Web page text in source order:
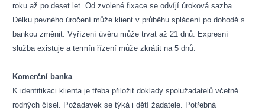
roku až po deset let. Od zvolené fixace se odvíjí úroková sazba.
Délku pevného úročení může klient v průběhu splácení po dohodě s
bankou změnit. Vyřízení úvěru může trvat až 21 dnů. Expresní
služba existuje a termín řízení může zkrátit na 5 dnů.
Komerční banka
K identifikaci klienta je třeba přiložit doklady spolužadatelů včetně
rodných čísel. Požadavek se týká i dětí žadatele. Potřebná